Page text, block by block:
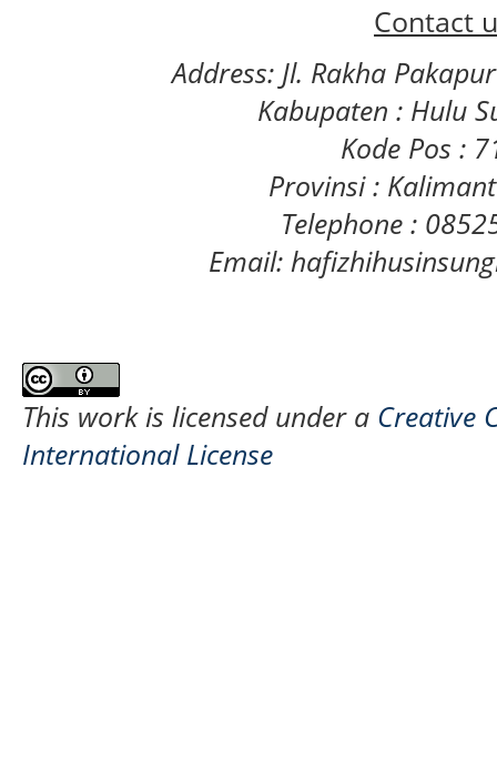
Contact
Address: Jl. Rakha
Kabupaten : Hulu
Kode Pos :
Provinsi :
Telephone :
Email:
This work is licensed under a Creative
International License